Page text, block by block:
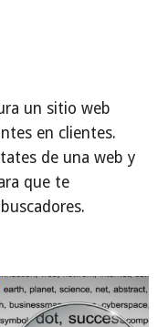
un sitio web
en clientes.
de una web y
que te